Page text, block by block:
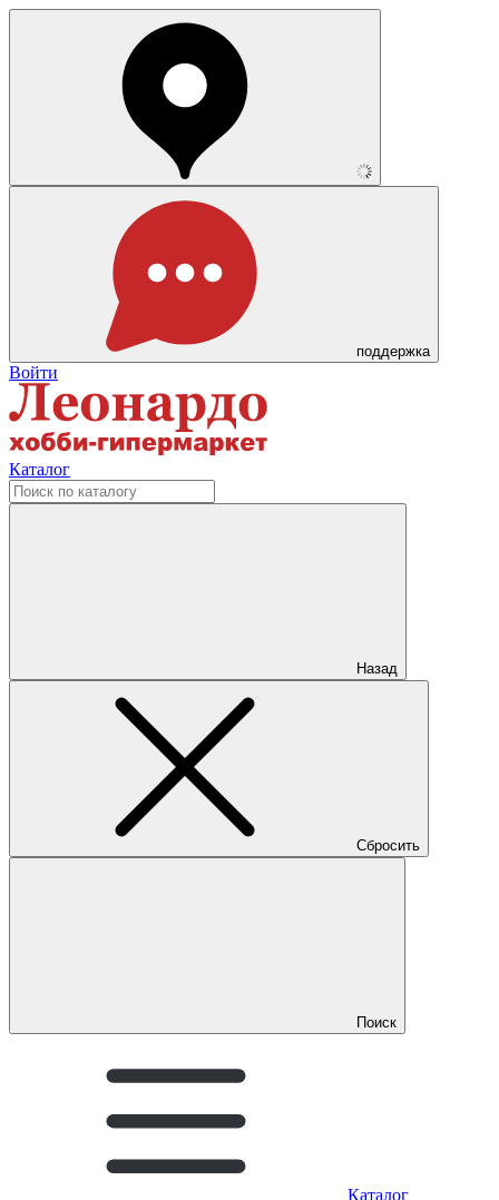
поддержка
Войти
Каталог
Назад
Сбросить
Поиск
Каталог